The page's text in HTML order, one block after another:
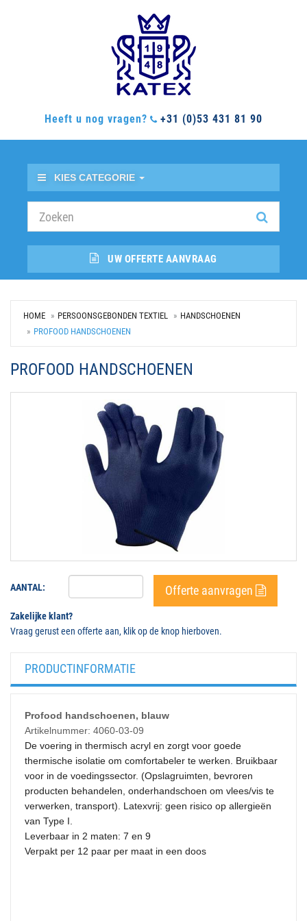
Heeft u nog vragen? +31 (0)53 431 81 90
KIES CATEGORIE
UW OFFERTE AANVRAAG
HOME PERSOONSGEBONDEN TEXTIEL
HANDSCHOENEN
PROFOOD HANDSCHOENEN
PROFOOD HANDSCHOENEN
AANTAL: Offerte aanvragen
Zakelijke klant?
Vraag gerust een offerte aan, klik op de knop hierboven.
PRODUCTINFORMATIE
Profood handschoenen, blauw
Artikelnummer: 4060-03-09
De voering in thermisch acryl en zorgt voor goede
thermische isolatie om comfortabeler te werken. Bruikbaar
voor in de voedingssector. (Opslagruimten, bevroren
producten behandelen, onderhandschoen om vlees/vis te
verwerken, transport). Latexvrij: geen risico op allergieën
van Type I.
Leverbaar in 2 maten: 7 en 9
Verpakt per 12 paar per maat in een doos